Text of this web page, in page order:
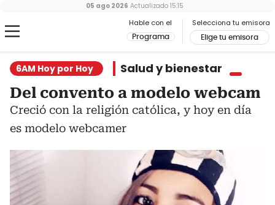
Hable con el
Programa
Selecciona tu emisora
Elige tu emisora
05 ago 2026 Actualizado 15:15
6AM Hoy por Hoy Salud y bienestar
Del convento a modelo webcam
Creció con la religión católica, y hoy en día
es modelo webcamer